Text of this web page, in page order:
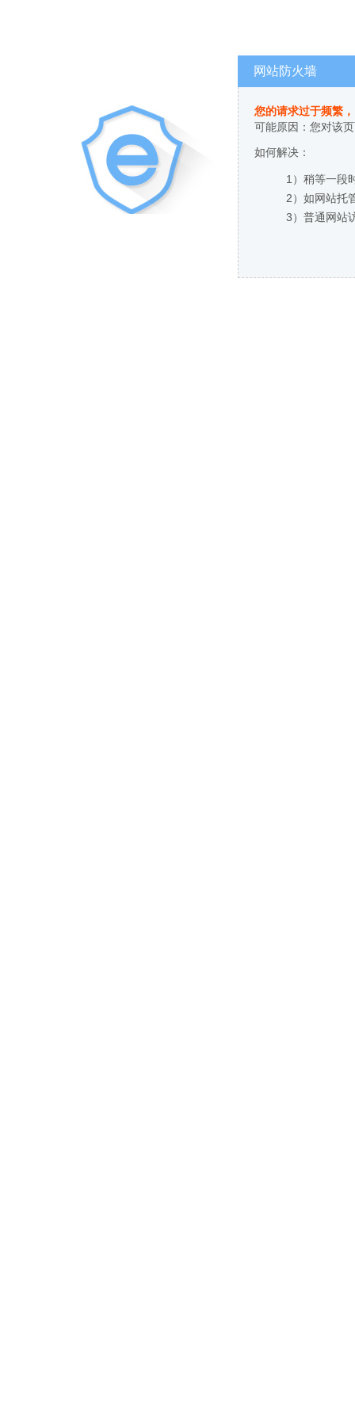
网站防火墙
您的请求过于频繁
可能原因：您对该
如何解决：
1）稍等一段
2）如网站托
3）普通网站